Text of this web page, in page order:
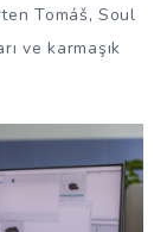
Tomáš, Soul
ve karmaşık